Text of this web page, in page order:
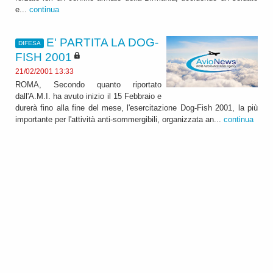
e... continua
DIFESA
E' PARTITA LA DOG-
FISH 2001
21/02/2001 13:33
ROMA, Secondo quanto riportato
dall'A.M.I. ha avuto inizio il 15 Febbraio e
durerà fino alla fine del mese, l'esercitazione Dog-Fish 2001, la più
importante per l'attività anti-sommergibili, organizzata an... continua